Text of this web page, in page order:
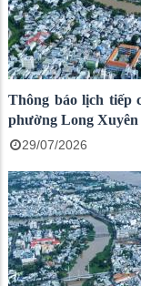
Thông báo lịch tiếp
phường Long Xuyên
29/07/2026